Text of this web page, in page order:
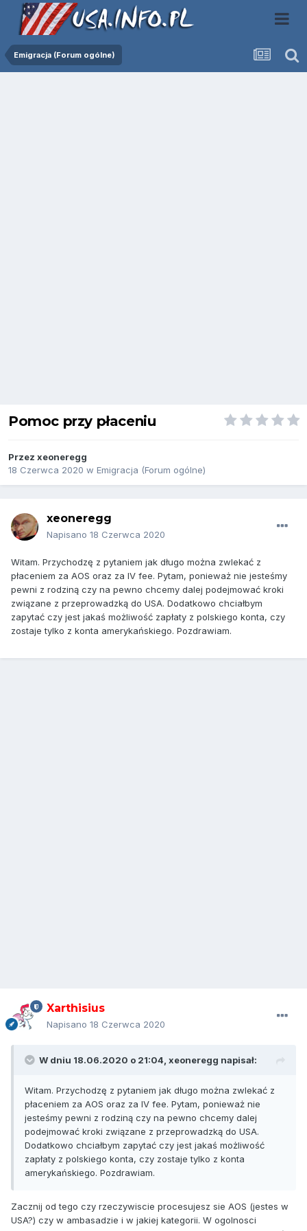
Emigracja (Forum ogólne)
Pomoc przy płaceniu
Przez xeoneregg
18 Czerwca 2020 w Emigracja (Forum ogólne)
xeoneregg
Napisano 18 Czerwca 2020
Witam. Przychodzę z pytaniem jak długo można zwlekać z
płaceniem za AOS oraz za IV fee. Pytam, ponieważ nie jesteśmy
pewni z rodziną czy na pewno chcemy dalej podejmować kroki
związane z przeprowadzką do USA. Dodatkowo chciałbym
zapytać czy jest jakaś możliwość zapłaty z polskiego konta, czy
zostaje tylko z konta amerykańskiego. Pozdrawiam.
Xarthisius
Napisano 18 Czerwca 2020
W dniu 18.06.2020 o 21:04, xeoneregg napisał:
Witam. Przychodzę z pytaniem jak długo można zwlekać z
płaceniem za AOS oraz za IV fee. Pytam, ponieważ nie
jesteśmy pewni z rodziną czy na pewno chcemy dalej
podejmować kroki związane z przeprowadzką do USA.
Dodatkowo chciałbym zapytać czy jest jakaś możliwość
zapłaty z polskiego konta, czy zostaje tylko z konta
amerykańskiego. Pozdrawiam.
Zacznij od tego czy rzeczywiscie procesujesz sie AOS (jestes w
USA?) czy w ambasadzie i w jakiej kategorii. W ogolnosci